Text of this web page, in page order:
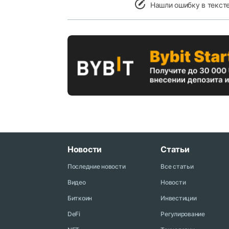
Нашли ошибку в
Новости
Последние новости
Видео
Биткоин
DeFi
Статьи
Все статьи
Новости
Инвестиции
Регулирование